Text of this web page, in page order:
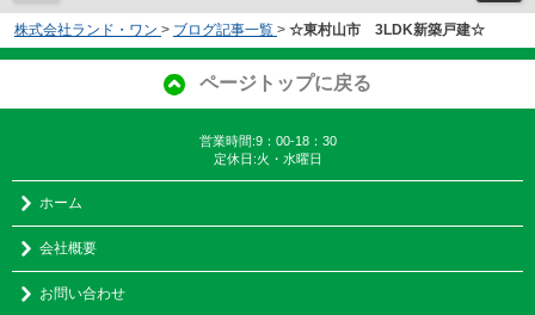
株式会社ランド・ワン > ブログ記事一覧 > ☆東村山市 3LDK新築戸建☆
ページトップに戻る
営業時間:9：00-18：30
定休日:火・水曜日
ホーム
会社概要
お問い合わせ